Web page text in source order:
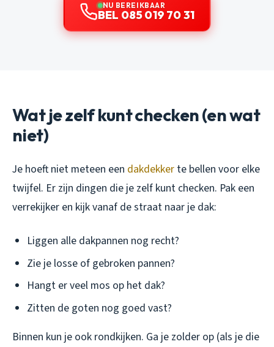
NU BEREIKBAAR
BEL 085 019 70 31
Wat je zelf kunt checken (en wat
niet)
Je hoeft niet meteen een dakdekker te bellen voor elke
twijfel. Er zijn dingen die je zelf kunt checken. Pak een
verrekijker en kijk vanaf de straat naar je dak:
Liggen alle dakpannen nog recht?
Zie je losse of gebroken pannen?
Hangt er veel mos op het dak?
Zitten de goten nog goed vast?
Binnen kun je ook rondkijken. Ga je zolder op (als je die